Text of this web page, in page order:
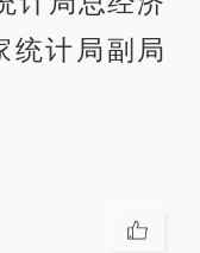
统计局副局